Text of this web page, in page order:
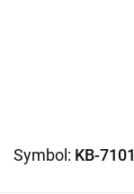
Symbol: KB-7101